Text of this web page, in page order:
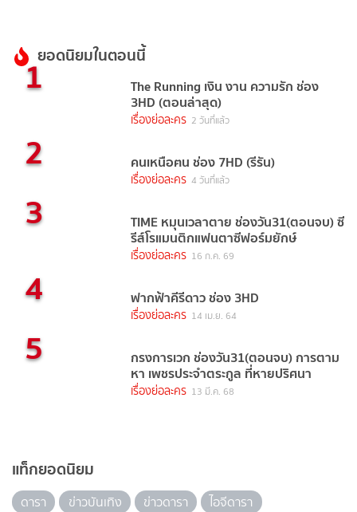
ยอดนิยมในตอนนี้
1 The Running เงิน งาน ความรัก ช่อง
3HD (ตอนล่าสุด)
เรื่องย่อละคร 2 วันที่แล้ว
2 คนเหนือฅน ช่อง 7HD (รีรัน)
เรื่องย่อละคร 4 วันที่แล้ว
3 TIME หมุนเวลาตาย ช่องวัน31(ตอนจบ) ซี
รีส์โรแมนติกแฟนตาซีฟอร์มยักษ์
เรื่องย่อละคร 16 ก.ค. 69
4 ฟากฟ้าคีรีดาว ช่อง 3HD
เรื่องย่อละคร 14 เม.ย. 64
5 กรงการเวก ช่องวัน31(ตอนจบ) การตาม
หา เพชรประจำตระกูล ที่หายปริศนา
เรื่องย่อละคร 13 มี.ค. 68
แท็กยอดนิยม
ดารา ข่าวบันเทิง ข่าวดารา
ไอจีดารา